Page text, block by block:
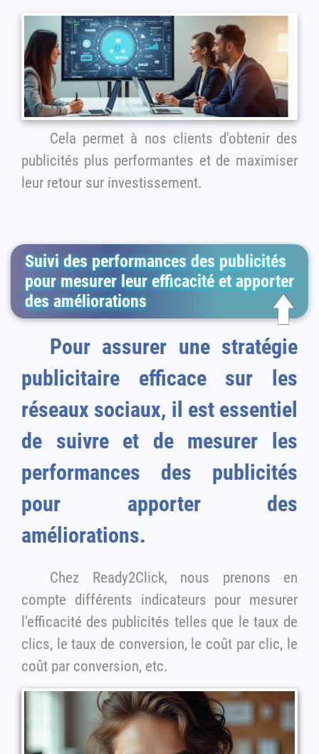
Cela permet à nos clients d'obtenir des
publicités plus performantes et de maximiser
leur retour sur investissement.
Suivi des performances des publicités
pour mesurer leur efficacité et apporter
des améliorations
Pour assurer une stratégie
publicitaire efficace sur les
réseaux sociaux, il est essentiel
de suivre et de mesurer les
performances des publicités
pour apporter des
améliorations.
Chez Ready2Click, nous prenons en
compte différents indicateurs pour mesurer
l'efficacité des publicités telles que le taux de
clics, le taux de conversion, le coût par clic, le
coût par conversion, etc.